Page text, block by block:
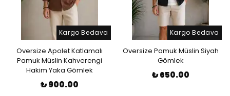
Kargo Bedava
Oversize Apolet Katlamalı
Pamuk Müslin Kahverengi
Hakim Yaka Gömlek
₺ 900.00
Kargo Bedava
Oversize Pamuk Müslin Siyah
Gömlek
₺ 650.00